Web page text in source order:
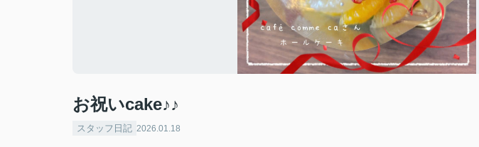
お祝いcake♪♪
スタッフ日記 2026.01.18